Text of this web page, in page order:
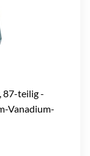
87-teilig -
Vanadium-